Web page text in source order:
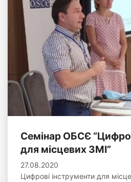
Семінар ОБСЄ
для місцевих ЗМІ”
27.08.2020
Цифрові інструменти для